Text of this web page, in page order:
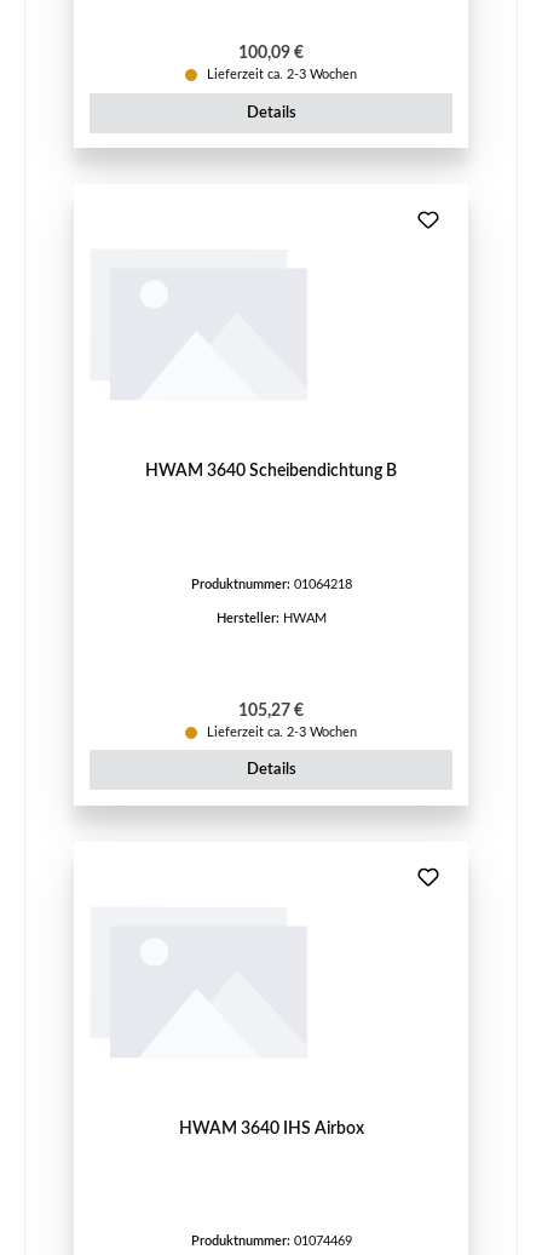
Regulärer Preis:
100,09 €
Lieferzeit ca. 2-3 Wochen
Details
HWAM 3640 Scheibendichtung B
Produktnummer: 01064218
Hersteller: HWAM
Regulärer Preis:
105,27 €
Lieferzeit ca. 2-3 Wochen
Details
HWAM 3640 IHS Airbox
Produktnummer: 01074469